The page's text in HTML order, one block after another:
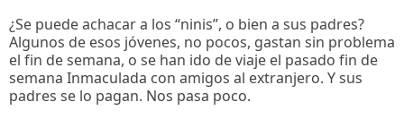
¿Se puede achacar a los “ninis”, o bien a sus padres?
Algunos de esos jóvenes, no pocos, gastan sin problema
el fin de semana, o se han ido de viaje el pasado fin de
semana Inmaculada con amigos al extranjero. Y sus
padres se lo pagan. Nos pasa poco.